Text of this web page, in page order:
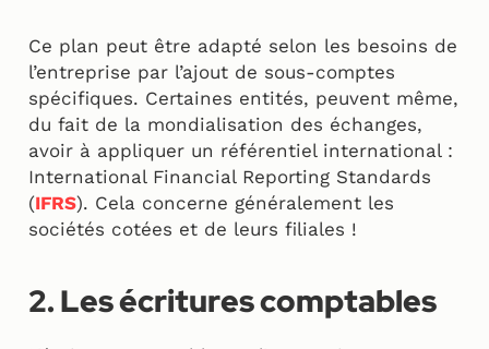
Ce plan peut être adapté selon les besoins de
l’entreprise par l’ajout de sous-comptes
spécifiques. Certaines entités, peuvent même,
du fait de la mondialisation des échanges,
avoir à appliquer un référentiel international :
International Financial Reporting Standards
(IFRS). Cela concerne généralement les
sociétés cotées et de leurs filiales !
2. Les écritures comptables